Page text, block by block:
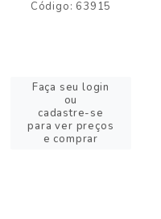
Código: 63915
Faça seu login
ou
cadastre-se
para ver preços
e comprar